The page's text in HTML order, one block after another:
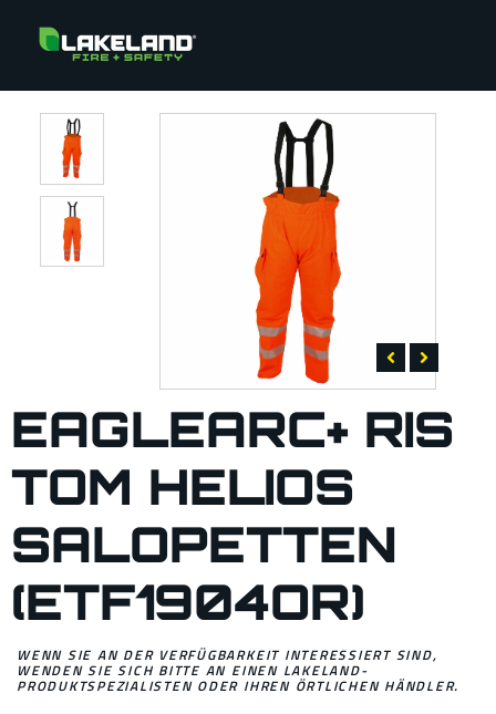
EAGLEARC+ RIS
TOM HELIOS
SALOPETTEN
(ETF1904OR)
WENN SIE AN DER VERFÜGBARKEIT INTERESSIERT SIND,
WENDEN SIE SICH BITTE AN EINEN LAKELAND-
PRODUKTSPEZIALISTEN ODER IHREN ÖRTLICHEN HÄNDLER.